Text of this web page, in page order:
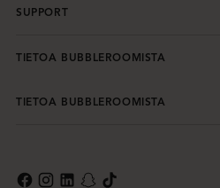
SUPPORT
TIETOA BUBBLEROOMISTA
TIETOA BUBBLEROOMISTA